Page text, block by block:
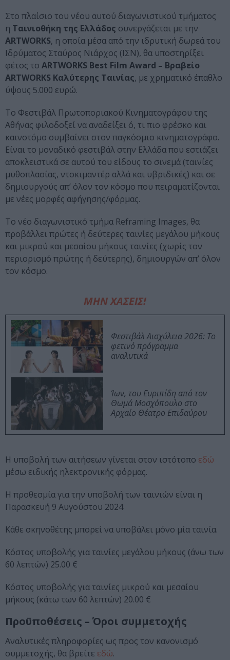
Στο πλαίσιο του νέου αυτού διαγωνιστικού τμήματος
η Ταινιοθήκη της Ελλάδος συνεργάζεται με την
ARTWORKS, η οποία μέσα από την ιδρυτική δωρεά του
Ιδρύματος Σταύρος Νιάρχος (ΙΣΝ), θα υποστηρίξει
φέτος το ARTWORKS Best Film Award – Βραβείο
ARTWORKS Καλύτερης Ταινίας, με χρηματικό έπαθλο
ύψους 5.000 ευρώ.
Το Φεστιβάλ Πρωτοποριακού Κινηματογράφου της
Αθήνας φιλοδοξεί να αναδείξει ό, τι πιο φρέσκο και
καινοτόμο συμβαίνει στον παγκόσμιο κινηματογράφο.
Είναι το μοναδικό φεστιβάλ στην Ελλάδα που εστιάζει
αποκλειστικά σε αυτού του είδους το σινεμά (ταινίες
μυθοπλασίας, ντοκιμαντέρ αλλά και υβριδικές) και σε
δημιουργούς απ’ όλον τον κόσμο που πειραματίζονται
με νέες μορφές αφήγησης/φόρμας.
To νέο διαγωνιστικό τμήμα Reframing Images, θα
προβάλλει πρώτες ή δεύτερες ταινίες μεγάλου μήκους
και μικρού και μεσαίου μήκους ταινίες (χωρίς τον
περιορισμό πρώτης ή δεύτερης), δημιουργών απ’ όλον
τον κόσμο.
ΜΗΝ ΧΑΣΕΙΣ!
Φεστιβάλ Αισχύλεια 2026: Το
φετινό πρόγραμμα
αναλυτικά
Ίων, του Ευριπίδη από τον
Θωμά Μοσχόπουλο στο
Αρχαίο Θέατρο Επιδαύρου
Η υποβολή των αιτήσεων γίνεται στον ιστότοπο εδώ
μέσω ειδικής ηλεκτρονικής φόρμας.
Η προθεσμία για την υποβολή των ταινιών είναι η
Παρασκευή 9 Αυγούστου 2024
Κάθε σκηνοθέτης μπορεί να υποβάλει μόνο μία ταινία.
Κόστος υποβολής για ταινίες μεγάλου μήκους (άνω των
60 λεπτών) 25.00 €
Κόστος υποβολής για ταινίες μικρού και μεσαίου
μήκους (κάτω των 60 λεπτών) 20.00 €
Προϋποθέσεις – Όροι συμμετοχής
Αναλυτικές πληροφορίες ως προς τον κανονισμό
συμμετοχής, θα βρείτε εδώ.